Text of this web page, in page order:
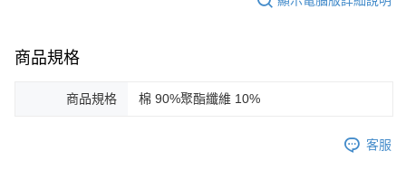
商品規格
商品規格 棉 90%聚酯纖維 10%
客服